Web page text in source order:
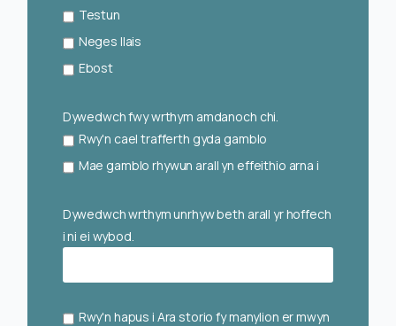
Testun
Neges llais
Ebost
Dywedwch fwy wrthym amdanoch chi.
Rwy'n cael trafferth gyda gamblo
Mae gamblo rhywun arall yn effeithio arna i
Dywedwch wrthym unrhyw beth arall yr hoffech
i ni ei wybod.
Rwy'n hapus i Ara storio fy manylion er mwyn